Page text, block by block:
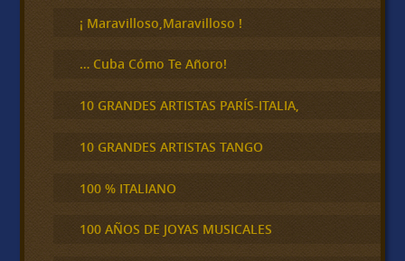
¡ Maravilloso,Maravilloso !
… Cuba Cómo Te Añoro!
10 GRANDES ARTISTAS PARÍS-ITALIA,
10 GRANDES ARTISTAS TANGO
100 % ITALIANO
100 AÑOS DE JOYAS MUSICALES